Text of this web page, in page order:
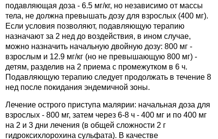
подавляющая доза - 6.5 мг/кг, но независимо от массы
тела, не должна превышать дозу для взрослых (400 мг).
Если условия позволяют, подавляющую терапию
назначают за 2 нед до воздействия, в ином случае,
можно назначить начальную двойную дозу: 800 мг -
взрослым и 12.9 мг/кг (но не превышающую 800 мг) -
детям, разделив на 2 приема с промежутком в 6 ч.
Подавляющую терапию следует продолжать в течение 8
нед после покидания эндемичной зоны.
Лечение острого приступа малярии: начальная доза для
взрослых - 800 мг, затем через 6-8 ч - 400 мг и по 400 мг
на 2 и 3 дни лечения (в общей сложности 2 г
гидроксихлорохина сульфата). В качестве